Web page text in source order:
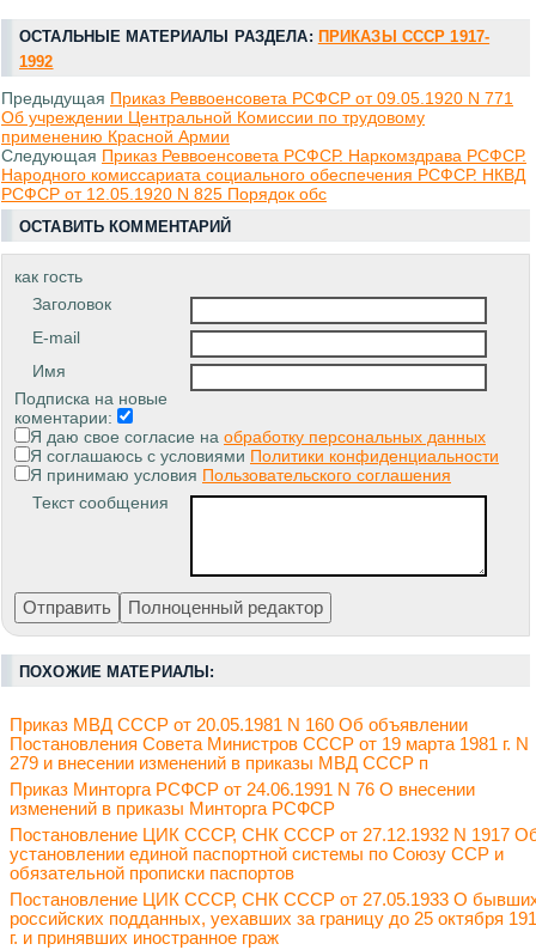
ОСТАЛЬНЫЕ МАТЕРИАЛЫ РАЗДЕЛА: ПРИКАЗЫ СССР 1917-
1992
Предыдущая Приказ Реввоенсовета РСФСР от 09.05.1920 N 771
Об учреждении Центральной Комиссии по трудовому
применению Красной Армии
Следующая Приказ Реввоенсовета РСФСР. Наркомздрава РСФСР.
Народного комиссариата социального обеспечения РСФСР. НКВД
РСФСР от 12.05.1920 N 825 Порядок обс
ОСТАВИТЬ КОММЕНТАРИЙ
как гость
Заголовок
E-mail
Имя
Подписка на новые
коментарии:
Я даю свое согласие на обработку персональных данных
Я соглашаюсь с условиями Политики конфиденциальности
Я принимаю условия Пользовательского соглашения
Текст сообщения
ПОХОЖИЕ МАТЕРИАЛЫ:
Приказ МВД СССР от 20.05.1981 N 160 Об объявлении
Постановления Совета Министров СССР от 19 марта 1981 г. N
279 и внесении изменений в приказы МВД СССР п
Приказ Минторга РСФСР от 24.06.1991 N 76 О внесении
изменений в приказы Минторга РСФСР
Постановление ЦИК СССР, СНК СССР от 27.12.1932 N 1917
установлении единой паспортной системы по Союзу ССР и
обязательной прописки паспортов
Постановление ЦИК СССР, СНК СССР от 27.05.1933 О
российских подданных, уехавших за границу до 25 октября
г. и принявших иностранное граж